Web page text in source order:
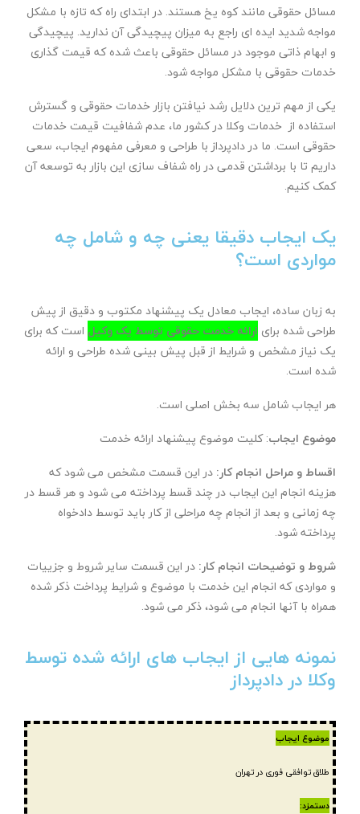
مسائل حقوقی مانند کوه یخ هستند. در ابتدای راه که تازه با مشکل
مواجه شدید ایده ای راجع به میزان پیچیدگی آن ندارید. پیچیدگی
و ابهام ذاتی موجود در مسائل حقوقی باعث شده که قیمت گذاری
خدمات حقوقی با مشکل مواجه شود.
یکی از مهم ترین دلایل رشد نیافتن بازار خدمات حقوقی و گسترش
استفاده از خدمات وکلا در کشور ما، عدم شفافیت قیمت خدمات
حقوقی است. ما در دادپرداز با طراحی و معرفی مفهوم ایجاب، سعی
داریم تا با برداشتن قدمی در راه شفاف سازی این بازار به توسعه آن
کمک کنیم.
یک ایجاب دقیقا یعنی چه و شامل چه
مواردی است؟
به زبان ساده، ایجاب معادل یک پیشنهاد مکتوب و دقیق از پیش
طراحی شده برای ارائه خدمت حقوقی توسط یک وکیل است که برای
یک نیاز مشخص و شرایط از قبل پیش بینی شده طراحی و ارائه
شده است.
هر ایجاب شامل سه بخش اصلی است.
موضوع ایجاب: کلیت موضوع پیشنهاد ارائه خدمت
اقساط و مراحل انجام کار: در این قسمت مشخص می شود که
هزینه انجام این ایجاب در چند قسط پرداخته می شود و هر قسط در
چه زمانی و بعد از انجام چه مراحلی از کار باید توسط دادخواه
پرداخته شود.
شروط و توضیحات انجام کار: در این قسمت سایر شروط و جزییات
و مواردی که انجام این خدمت با موضوع و شرایط پرداخت ذکر شده
همراه با آنها انجام می شود، ذکر می شود.
نمونه هایی از ایجاب های ارائه شده توسط
وکلا در دادپرداز
موضوع ایجاب
طلاق توافقی فوری در تهران
دستمزد: